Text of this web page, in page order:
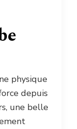
physique
depuis
une belle